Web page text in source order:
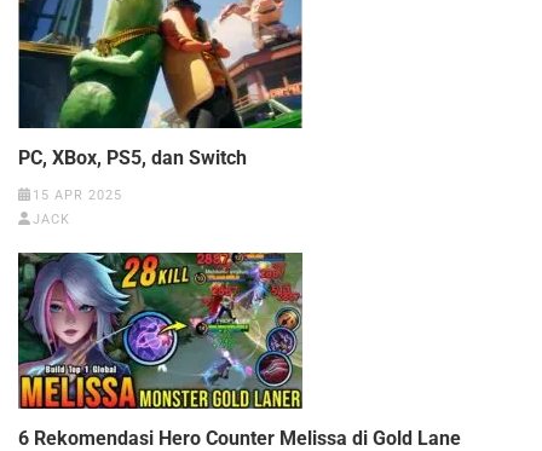
PC, XBox, PS5, dan Switch
15 APR 2025
JACK
6 Rekomendasi Hero Counter Melissa di Gold Lane